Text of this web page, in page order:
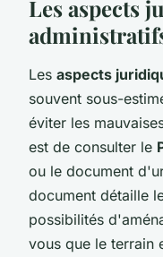
Les aspects
Les aspects
souvent sous-
éviter les
est de consulter le
ou le document
document détaille
possibilités
vous que le terrain